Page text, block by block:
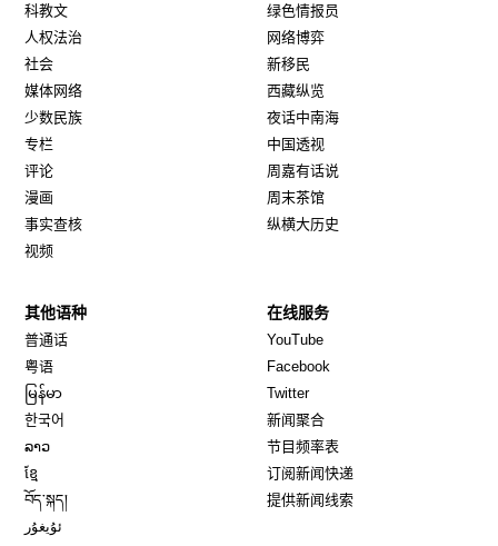
科教文
人权法治
社会
媒体网络
少数民族
专栏
评论
漫画
事实查核
视频
绿色情报员
网络博弈
新移民
西藏纵览
夜话中南海
中国透视
周嘉有话说
周末茶馆
纵横大历史
其他语种
普通话
粤语
မြန်မာ
한국어
ລາວ
ខ្មែ
བོད་སྐད།
ئۇيغۇر
在线服务
YouTube
Facebook
TwitterOpens in new window
新闻聚合
节目频率表
订阅新闻快递
提供新闻线索